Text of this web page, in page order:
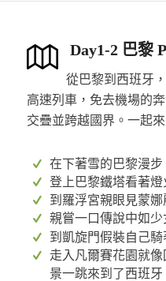
Day1-2 巴黎
從巴黎到西班牙
高速列車，免去機場的
交疊並跨越國界。一起來
在下著雪的巴黎漫步
登上巴黎鐵塔看著燈
到羅浮宮親眼見蒙
親嘗一口傳說中如
到凱旋門假裝自己
走入凡爾賽花園就
景一跳來到了西班牙